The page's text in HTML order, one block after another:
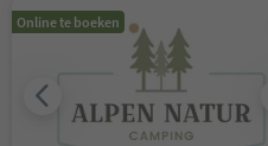
Online te boeken